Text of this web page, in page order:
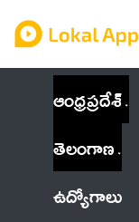
ఆంధ్రప్రదేశ్
తెలంగాణ
ఉద్యోగాలు